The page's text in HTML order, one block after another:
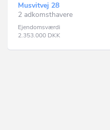
Musvitvej 28
2 adkomsthavere
Ejendomsværdi
2.353.000 DKK